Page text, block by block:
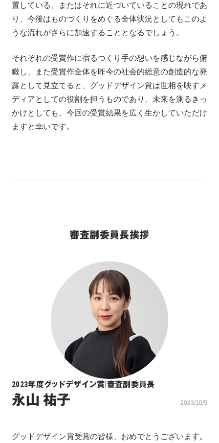
置している、またはそれに近づいていることの現れであ
り、今後はものづくりをめぐる全体状況としてもこのよ
うな流れがさらに加速することとなるでしょう。
それぞれの受賞作に宿るつくり手の想いを感じながら俯
瞰し、また受賞作全体を昨今の社会的総意の創造的な発
露として見立てると、グッドデザイン賞は世相を映すメ
ディアとしての役割を担うものであり、未来を測るきっ
かけとしても、今回の受賞結果を広く生かしていただけ
ますと幸いです。
審査副委員長挨拶
2023年度グッドデザイン賞|審査副委員長
永山 祐子 2023/10/5
グッドデザイン賞受賞の皆様、おめでとうございます。